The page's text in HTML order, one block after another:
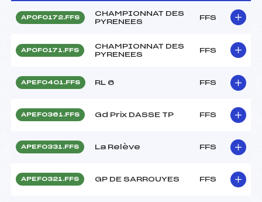
APOF0172.FFS
CHAMPIONNAT DES
PYRENEES
FFS
APOF0171.FFS
CHAMPIONNAT DES
PYRENEES
FFS
APEF0401.FFS RL 6 FFS
APEF0361.FFS Gd Prix DASSE TP FFS
APEF0331.FFS La Relève FFS
APEF0321.FFS GP DE SARROUYES FFS